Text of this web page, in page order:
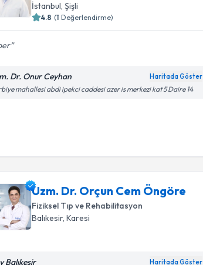
İstanbul,Şişli
4.8 (1 Değerlendirme)
Dr. Onur Ceyhan Haritada Göster
mahallesi abdi ipekci caddesi azer is merkezi kat 5 Daire 14
Uzm. Dr. Orçun Cem Öngöre
Fiziksel Tıp ve Rehabilitasyon
Balıkesir,Karesi
Balıkesir Haritada Göster